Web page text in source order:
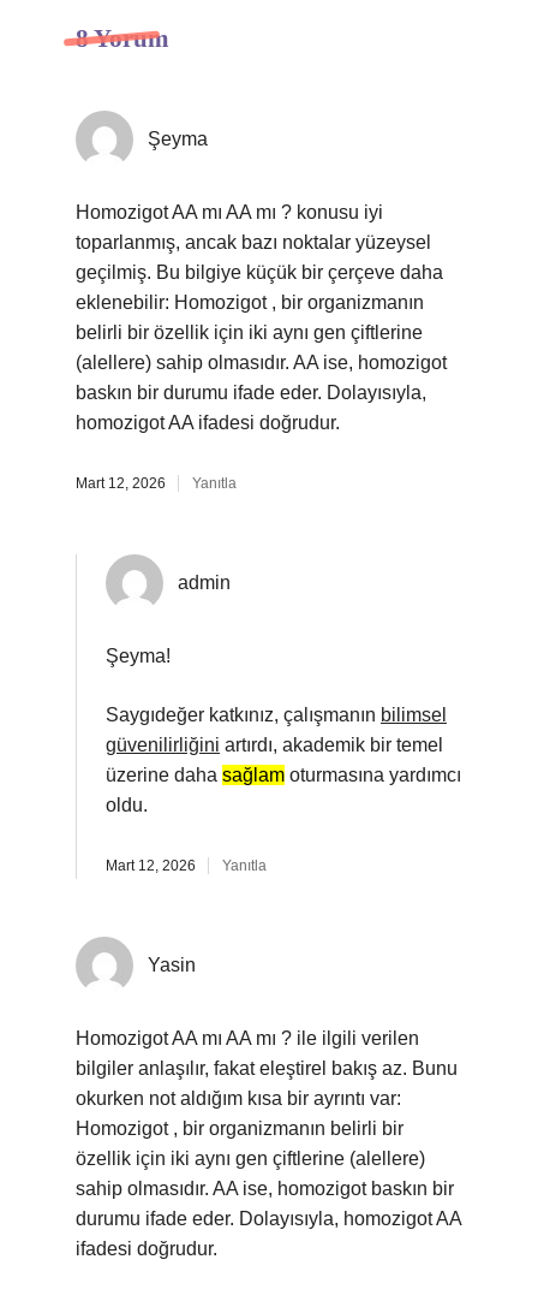
8 Yorum
Şeyma
Homozigot AA mı AA mı ? konusu iyi
toparlanmış, ancak bazı noktalar yüzeysel
geçilmiş. Bu bilgiye küçük bir çerçeve daha
eklenebilir: Homozigot , bir organizmanın
belirli bir özellik için iki aynı gen çiftlerine
(alellere) sahip olmasıdır. AA ise, homozigot
baskın bir durumu ifade eder. Dolayısıyla,
homozigot AA ifadesi doğrudur.
Mart 12, 2026 Yanıtla
admin
Şeyma!
Saygıdeğer katkınız, çalışmanın bilimsel
güvenilirliğini artırdı, akademik bir temel
üzerine daha sağlam oturmasına yardımcı
oldu.
Mart 12, 2026 Yanıtla
Yasin
Homozigot AA mı AA mı ? ile ilgili verilen
bilgiler anlaşılır, fakat eleştirel bakış az. Bunu
okurken not aldığım kısa bir ayrıntı var:
Homozigot , bir organizmanın belirli bir
özellik için iki aynı gen çiftlerine (alellere)
sahip olmasıdır. AA ise, homozigot baskın bir
durumu ifade eder. Dolayısıyla, homozigot AA
ifadesi doğrudur.